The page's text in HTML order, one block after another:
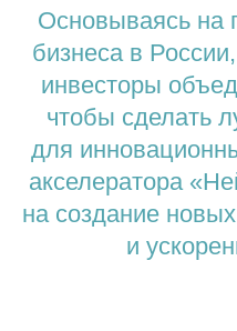
Основываясь на
бизнеса в
инвесторы
чтобы сделать
для
акселератора
на создание
и